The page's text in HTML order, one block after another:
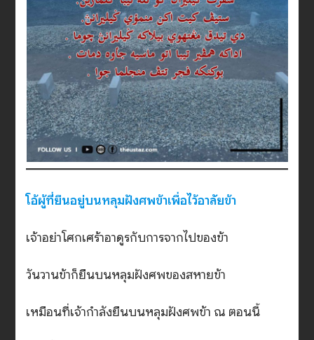
โอ้ผู้ที่ยืนอยู่บนหลุมฝังศพข้าเพื่อไว้อาลัยข้า
เจ้าอย่าโศกเศร้าอาดูรกับการจากไปของข้า
วันวานข้าก็ยืนบนหลุมฝังศพของสหายข้า
เหมือนที่เจ้ากำลังยืนบนหลุมฝังศพข้า ณ ตอนนี้